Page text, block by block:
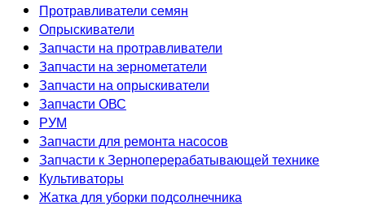
Протравливатели семян
Опрыскиватели
Запчасти на протравливатели
Запчасти на зернометатели
Запчасти на опрыскиватели
Запчасти ОВС
РУМ
Запчасти для ремонта насосов
Запчасти к Зерноперерабатывающей технике
Культиваторы
Жатка для уборки подсолнечника